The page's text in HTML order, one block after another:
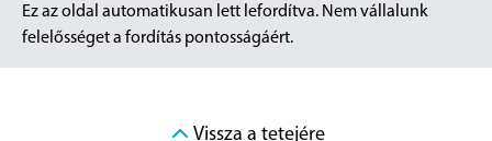
Ez az oldal automatikusan lett lefordítva. Nem vállalunk
felelősséget a fordítás pontosságáért.
Vissza a tetejére